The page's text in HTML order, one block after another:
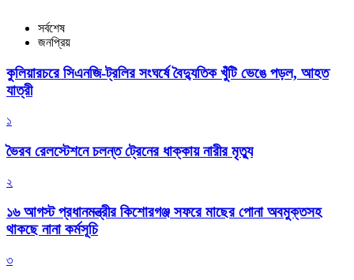
সর্বশেষ
জনপ্রিয়
কুলিয়ারচরে সিএনজি-ট্রলির সংঘর্ষে বৈদ্যুতিক খুঁটি ভেঙে পড়ল, আহত
যাত্রী
১
ভৈরব রেলস্টেশনে চলন্ত ট্রেনের ধাক্কায় নারীর মৃত্যু
২
১৬ আগস্ট প্রধানমন্ত্রীর কিশোরগঞ্জ সফরে মাছের পোনা অবমুক্তসহ
থাকছে নানা কর্মসূচি
৩